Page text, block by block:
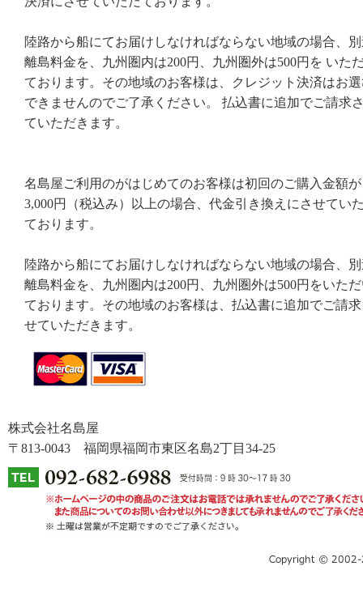
陸路から船にてお届けしなければならない地域の場合、
離島料金を、九州圏内は200円、九州圏外は500円を いた
ております。その地域のお客様は、クレジット決済はお
できませんのでご了承ください。 払込書に追加でご請求
ていただきます。
名島屋ご利用のがはじめてのお客様は初回のご購入金額が
3,000円（税込み）以上の場合、代金引き換えにさせてい
ております。
陸路から船にてお届けしなければならない地域の場合、
離島料金を、九州圏内は200円、九州圏外は500円をいた
ております。その地域のお客様は、払込書に追加でご請
せていただきます。
株式会社名島屋
〒813-0043 福岡県福岡市東区名島2丁目34-25